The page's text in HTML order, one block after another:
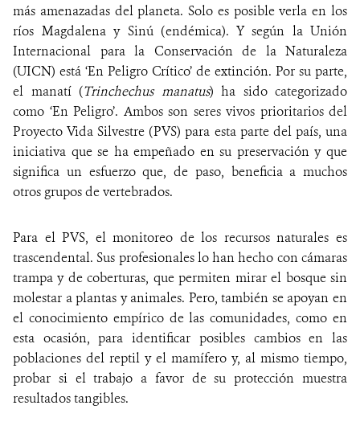
más amenazadas del planeta. Solo es posible verla en los
ríos Magdalena y Sinú (endémica). Y según la Unión
Internacional para la Conservación de la Naturaleza
(UICN) está ‘En Peligro Crítico’ de extinción. Por su parte,
el manatí (Trinchechus manatus) ha sido categorizado
como ‘En Peligro’. Ambos son seres vivos prioritarios del
Proyecto Vida Silvestre (PVS) para esta parte del país, una
iniciativa que se ha empeñado en su preservación y que
significa un esfuerzo que, de paso, beneficia a muchos
otros grupos de vertebrados.
Para el PVS, el monitoreo de los recursos naturales es
trascendental. Sus profesionales lo han hecho con cámaras
trampa y de coberturas, que permiten mirar el bosque sin
molestar a plantas y animales. Pero, también se apoyan en
el conocimiento empírico de las comunidades, como en
esta ocasión, para identificar posibles cambios en las
poblaciones del reptil y el mamífero y, al mismo tiempo,
probar si el trabajo a favor de su protección muestra
resultados tangibles.